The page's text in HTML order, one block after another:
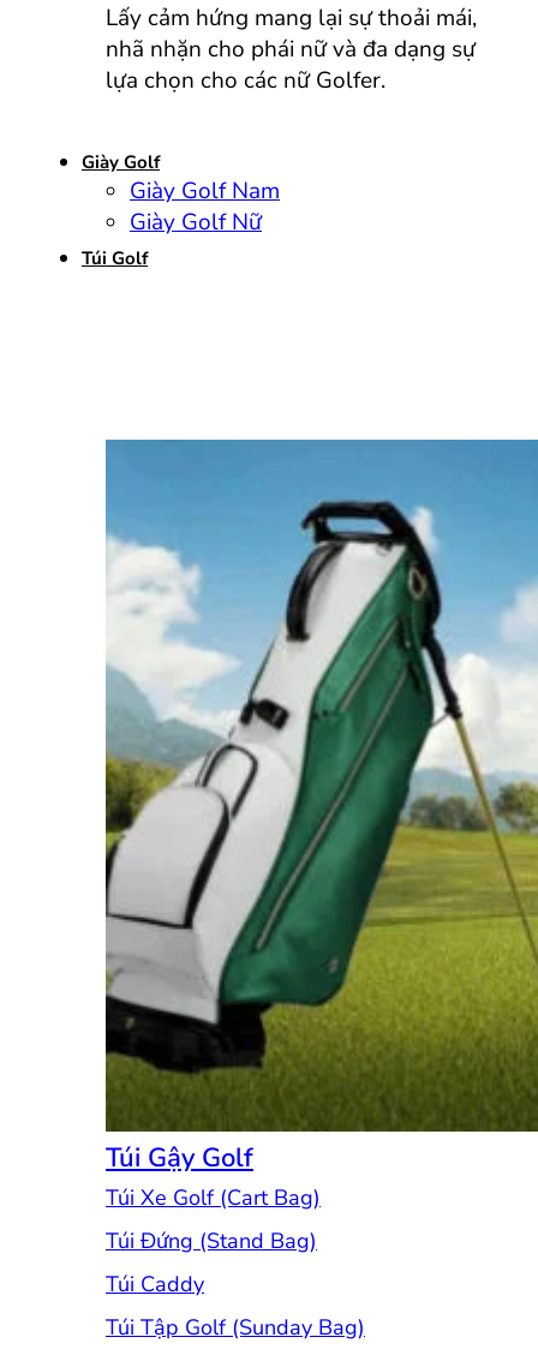
Lấy cảm hứng mang lại sự thoải mái,
nhã nhặn cho phái nữ và đa dạng sự
lựa chọn cho các nữ Golfer.
Giày Golf
Giày Golf Nam
Giày Golf Nữ
Túi Golf
Túi Gậy Golf
Túi Xe Golf (Cart Bag)
Túi Đứng (Stand Bag)
Túi Caddy
Túi Tập Golf (Sunday Bag)